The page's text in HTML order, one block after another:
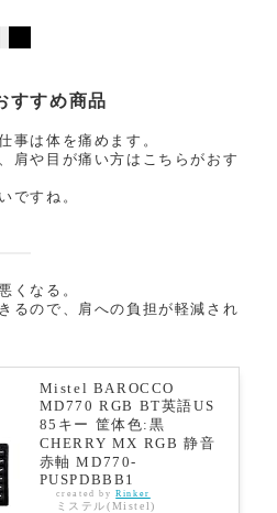
すすめ商品
事は体を痛めます。
肩や目が痛い方はこちらがおす
ですね。
くなる。
るので、肩への負担が軽減され
Mistel BAROCCO
MD770 RGB BT英語US
85キー 筐体色:黒
CHERRY MX RGB 静音
赤軸 MD770-
PUSPDBBB1
created byRinker
ミステル(Mistel)